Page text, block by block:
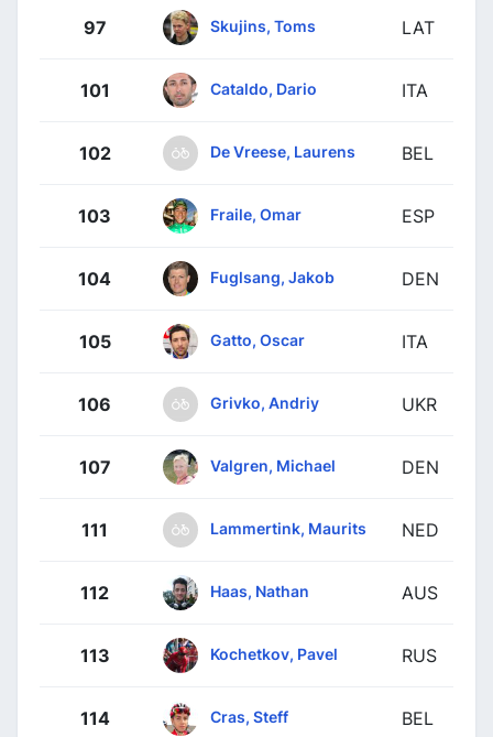
97 Skujins, Toms LAT
101 Cataldo, Dario ITA
102 De Vreese, Laurens BEL
103 Fraile, Omar ESP
104 Fuglsang, Jakob DEN
105 Gatto, Oscar ITA
106 Grivko, Andriy UKR
107 Valgren, Michael DEN
111 Lammertink, Maurits NED
112 Haas, Nathan AUS
113 Kochetkov, Pavel RUS
114 Cras, Steff BEL